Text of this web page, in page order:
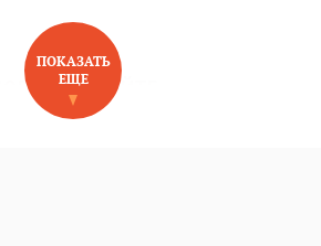
НОВОЕ НА САЙТЕ
ПОКАЗАТЬ
ЕЩЕ